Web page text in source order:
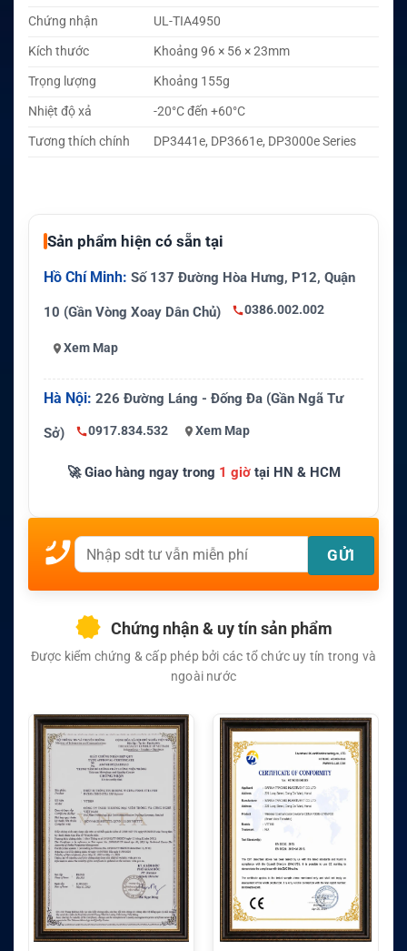
Chứng nhận
UL-TIA4950
Kích thước
Khoảng 96 × 56 × 23mm
Trọng lượng
Khoảng 155g
Nhiệt độ xả
-20°C đến +60°C
Tương thích chính
DP3441e, DP3661e, DP3000e Series
Sản phẩm hiện có sẵn tại
Hồ Chí Minh: Số 137 Đường Hòa Hưng, P12, Quận
10 (Gần Vòng Xoay Dân Chủ) 0386.002.002
Xem Map
Hà Nội: 226 Đường Láng - Đống Đa (Gần Ngã Tư
Sở) 0917.834.532 Xem Map
🚀 Giao hàng ngay trong 1 giờtại HN & HCM
Chứng nhận & uy tín sản phẩm
Được kiểm chứng & cấp phép bởi các tổ chức uy tín trong và
ngoài nước